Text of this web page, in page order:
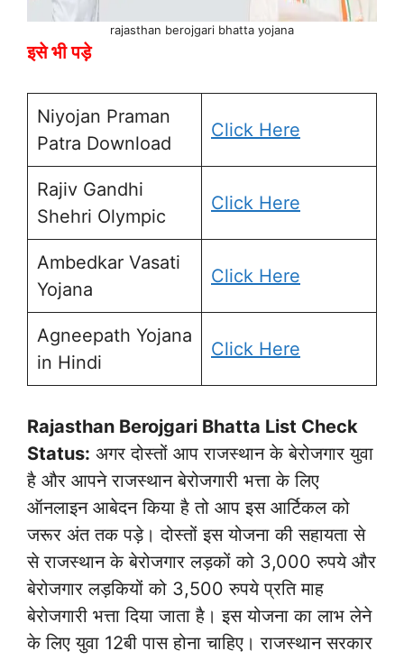
rajasthan berojgari bhatta yojana
इसे भी पड़े
Niyojan Praman
Patra Download
Click Here
Rajiv Gandhi
Shehri Olympic
Click Here
Ambedkar Vasati
Yojana
Click Here
Agneepath Yojana
in Hindi
Click Here
Rajasthan Berojgari Bhatta List Check
Status: अगर दोस्तों आप राजस्थान के बेरोजगार युवा
है और आपने राजस्थान बेरोजगारी भत्ता के लिए
ऑनलाइन आबेदन किया है तो आप इस आर्टिकल को
जरूर अंत तक पड़े। दोस्तों इस योजना की सहायता से
से राजस्थान के बेरोजगार लड़कों को 3,000 रुपये और
बेरोजगार लड़कियों को 3,500 रुपये प्रति माह
बेरोजगारी भत्ता दिया जाता है। इस योजना का लाभ लेने
के लिए युवा 12बी पास होना चाहिए। राजस्थान सरकार